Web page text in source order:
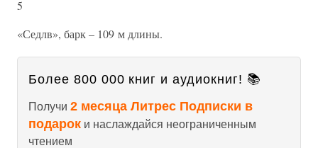
5
«Седлв», барк – 109 м длины.
Более 800 000 книг и аудиокниг! 📚
Получи 2 месяца Литрес Подписки в
подарок и наслаждайся неограниченным
чтением